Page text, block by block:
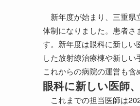
新年度が始まり、三重県
体制になりました。患者さ
す。新年度は眼科に新し
した放射線治療棟や新しい
これからの病院の運営も含
眼科に新しい医師
これまでの担当医師は